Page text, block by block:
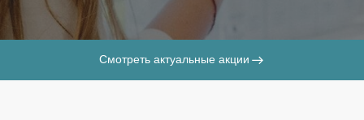
Смотреть актуальные акции